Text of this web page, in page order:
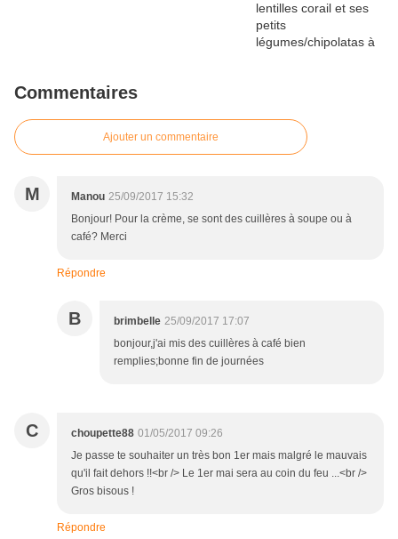
Commentaires
Ajouter un commentaire
M Manou 25/09/2017 15:32
Bonjour! Pour la crème, se sont des cuillères à soupe ou à
café? Merci
Répondre
B brimbelle 25/09/2017 17:07
bonjour,j'ai mis des cuillères à café bien
remplies;bonne fin de journées
C choupette88 01/05/2017 09:26
Je passe te souhaiter un très bon 1er mais malgré le mauvais
qu'il fait dehors !!<br /> Le 1er mai sera au coin du feu ...<br />
Gros bisous !
Répondre